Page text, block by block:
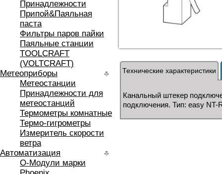
Принадлежности
Припой&Паяльная
паста
Фильтры паров пайки
Паяльные станции
TOOLCRAFT
(VOLTCRAFT)
Метеоприборы
Метеостанции
Принадлежности для
метеостанций
Термометры комнатные
Термо-гигрометры
Измеритель скорости
ветра
Автоматизация
O-Модули марки
Технические характеристики
Канальный штекер
подключения. Тип: easy NT-